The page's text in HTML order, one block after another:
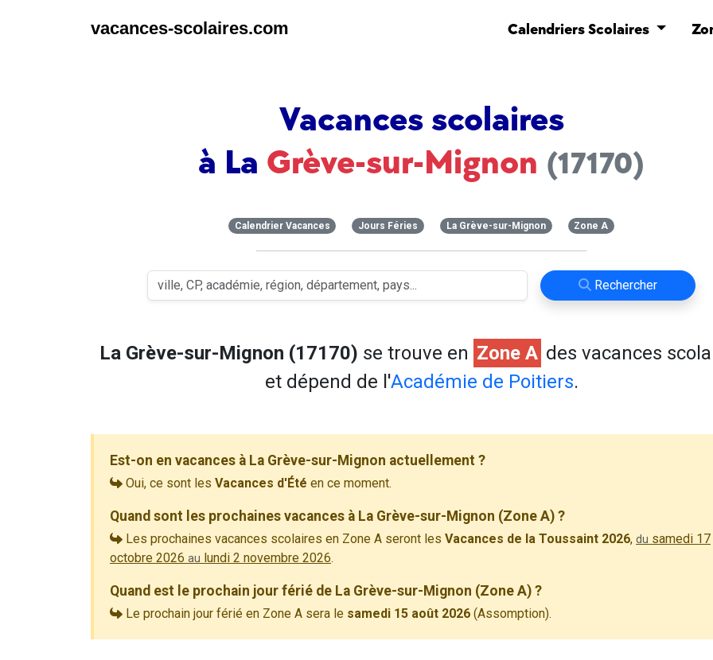
vacances-scolaires.com Calendriers Scolaires
Vacances scolaires
à La Grève-sur-Mignon (17170)
Calendrier Vacances Jours Féries La Grève-sur-Mignon Zone A
Rechercher
La Grève-sur-Mignon (17170) se trouve en Zone A des vacances
et dépend de l'Académie de Poitiers.
Est-on en vacances à La Grève-sur-Mignon actuellement ?
Oui, ce sont les Vacances d'Été en ce moment.
Quand sont les prochaines vacances à La Grève-sur-Mignon (Zone A) ?
Les prochaines vacances scolaires en Zone A seront les Vacances de la Toussaint 2026, du samedi 17
octobre 2026 au lundi 2 novembre 2026.
Quand est le prochain jour férié de La Grève-sur-Mignon (Zone A) ?
Le prochain jour férié en Zone A sera le samedi 15 août 2026 (Assomption).